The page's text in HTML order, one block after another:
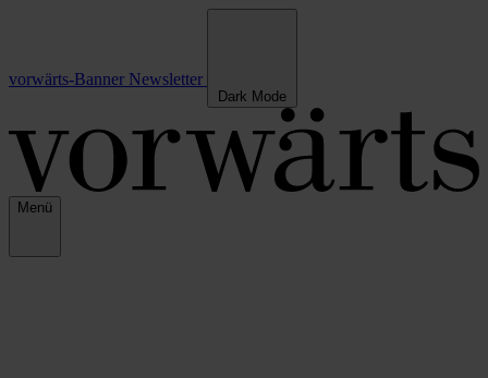
vorwärts-Banner Newsletter
Dark Mode
Menü